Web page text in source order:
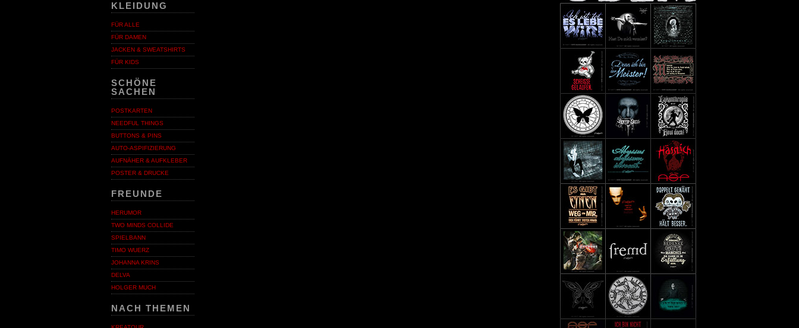
KLEIDUNG
FÜR ALLE
FÜR DAMEN
JACKEN & SWEATSHIRTS
FÜR KIDS
SCHÖNE
SACHEN
POSTKARTEN
NEEDFUL THINGS
BUTTONS & PINS
AUTO-ASPIFIZIERUNG
AUFNÄHER & AUFKLEBER
POSTER & DRUCKE
FREUNDE
HERUMOR
TWO MINDS COLLIDE
SPIELBANN
TIMO WUERZ
JOHANNA KRINS
DELVA
HOLGER MUCH
NACH THEMEN